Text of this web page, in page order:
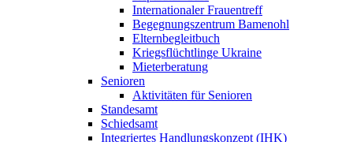
Internationaler Frauentreff
Begegnungszentrum Bamenohl
Elternbegleitbuch
Kriegsflüchtlinge Ukraine
Mieterberatung
Senioren
Aktivitäten für Senioren
Standesamt
Schiedsamt
Integriertes Handlungskonzept (IHK)